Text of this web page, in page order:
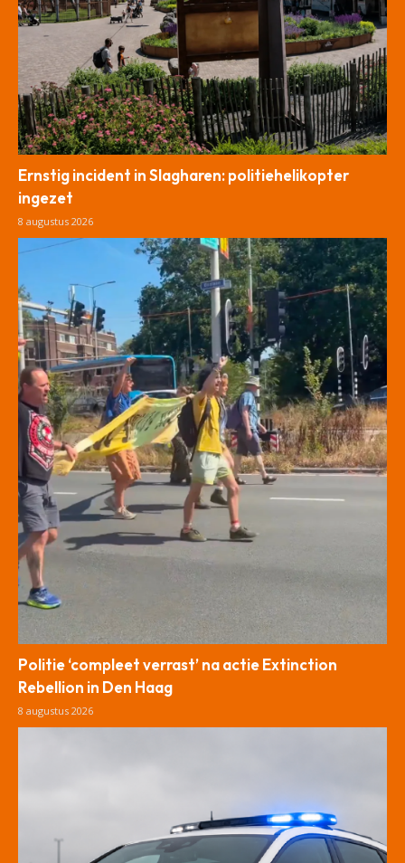
Ernstig incident in Slagharen: politiehelikopter
ingezet
8 augustus 2026
Politie ‘compleet verrast’ na actie Extinction
Rebellion in Den Haag
8 augustus 2026